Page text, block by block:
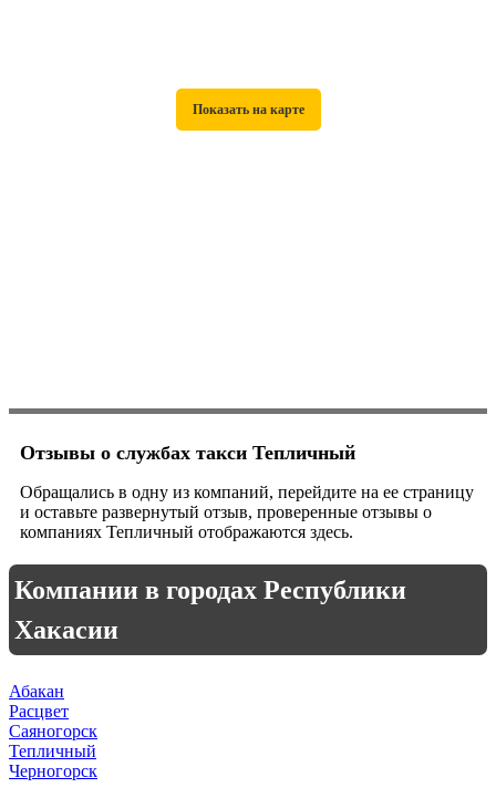
Отзывы о службах такси Тепличный
Обращались в одну из компаний, перейдите на ее страницу
и оставьте развернутый отзыв, проверенные отзывы о
компаниях Тепличный отображаются здесь.
Компании в городах Республики
Хакасии
Абакан
Расцвет
Саяногорск
Тепличный
Черногорск